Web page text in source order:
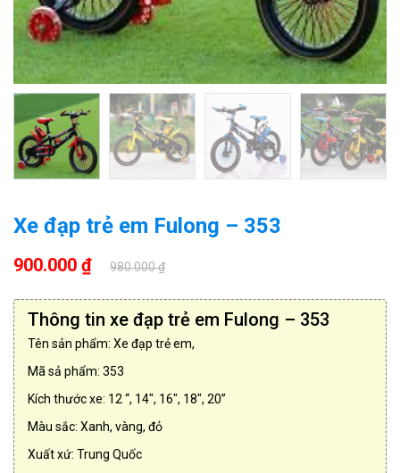
Xe đạp trẻ em Fulong – 353
900.000 ₫ 980.000 ₫
Thông tin xe đạp trẻ em Fulong – 353
Tên sản phẩm: Xe đạp trẻ em,
Mã sả phẩm: 353
Kích thước xe: 12 “, 14″, 16″, 18″, 20”
Màu sắc: Xanh, vàng, đỏ
Xuất xứ: Trung Quốc